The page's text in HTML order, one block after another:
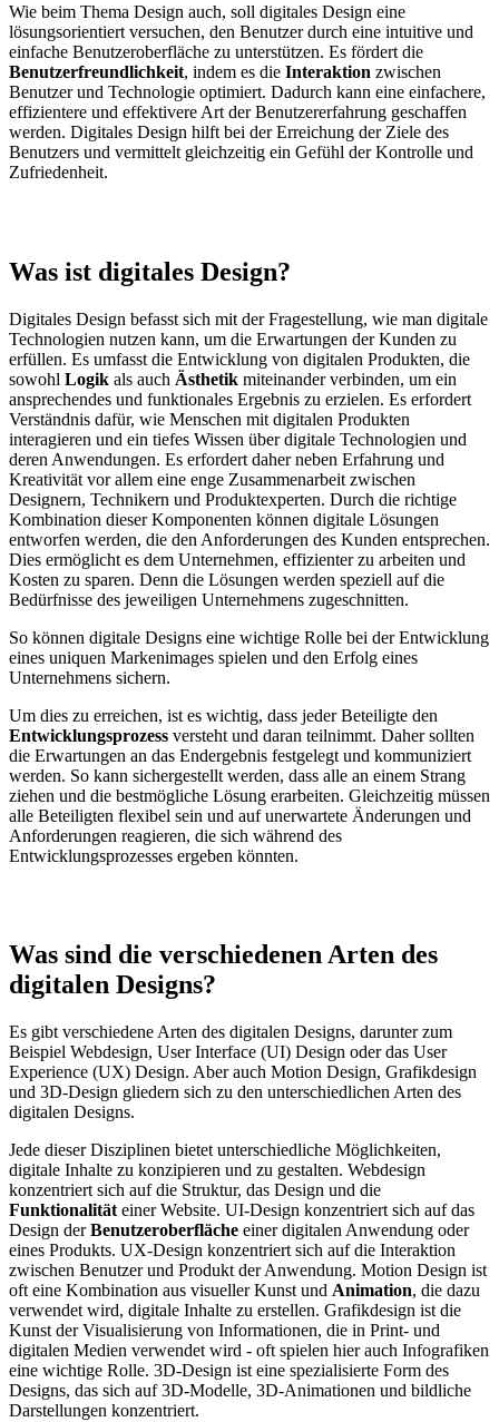
Wie beim Thema Design auch, soll digitales Design eine
lösungsorientiert versuchen, den Benutzer durch eine intuitive und
einfache Benutzeroberfläche zu unterstützen. Es fördert die
Benutzerfreundlichkeit, indem es die Interaktion zwischen
Benutzer und Technologie optimiert. Dadurch kann eine einfachere,
effizientere und effektivere Art der Benutzererfahrung geschaffen
werden. Digitales Design hilft bei der Erreichung der Ziele des
Benutzers und vermittelt gleichzeitig ein Gefühl der Kontrolle und
Zufriedenheit.
Was ist digitales Design?
Digitales Design befasst sich mit der Fragestellung, wie man digitale
Technologien nutzen kann, um die Erwartungen der Kunden zu
erfüllen. Es umfasst die Entwicklung von digitalen Produkten, die
sowohl Logik als auch Ästhetik miteinander verbinden, um ein
ansprechendes und funktionales Ergebnis zu erzielen. Es erfordert
Verständnis dafür, wie Menschen mit digitalen Produkten
interagieren und ein tiefes Wissen über digitale Technologien und
deren Anwendungen. Es erfordert daher neben Erfahrung und
Kreativität vor allem eine enge Zusammenarbeit zwischen
Designern, Technikern und Produktexperten. Durch die richtige
Kombination dieser Komponenten können digitale Lösungen
entworfen werden, die den Anforderungen des Kunden entsprechen.
Dies ermöglicht es dem Unternehmen, effizienter zu arbeiten und
Kosten zu sparen. Denn die Lösungen werden speziell auf die
Bedürfnisse des jeweiligen Unternehmens zugeschnitten.
So können digitale Designs eine wichtige Rolle bei der Entwicklung
eines uniquen Markenimages spielen und den Erfolg eines
Unternehmens sichern.
Um dies zu erreichen, ist es wichtig, dass jeder Beteiligte den
Entwicklungsprozess versteht und daran teilnimmt. Daher sollten
die Erwartungen an das Endergebnis festgelegt und kommuniziert
werden. So kann sichergestellt werden, dass alle an einem Strang
ziehen und die bestmögliche Lösung erarbeiten. Gleichzeitig müssen
alle Beteiligten flexibel sein und auf unerwartete Änderungen und
Anforderungen reagieren, die sich während des
Entwicklungsprozesses ergeben könnten.
Was sind die verschiedenen Arten des
digitalen Designs?
Es gibt verschiedene Arten des digitalen Designs, darunter zum
Beispiel Webdesign, User Interface (UI) Design oder das User
Experience (UX) Design. Aber auch Motion Design, Grafikdesign
und 3D-Design gliedern sich zu den unterschiedlichen Arten des
digitalen Designs.
Jede dieser Disziplinen bietet unterschiedliche Möglichkeiten,
digitale Inhalte zu konzipieren und zu gestalten. Webdesign
konzentriert sich auf die Struktur, das Design und die
Funktionalität einer Website. UI-Design konzentriert sich auf das
Design derBenutzeroberfläche einer digitalen Anwendung oder
eines Produkts. UX-Design konzentriert sich auf die Interaktion
zwischen Benutzer und Produkt der Anwendung. Motion Design ist
oft eine Kombination aus visueller Kunst und Animation, die dazu
verwendet wird, digitale Inhalte zu erstellen. Grafikdesign ist die
Kunst der Visualisierung von Informationen, die in Print- und
digitalen Medien verwendet wird - oft spielen hier auch Infografiken
eine wichtige Rolle. 3D-Design ist eine spezialisierte Form des
Designs, das sich auf 3D-Modelle, 3D-Animationen und bildliche
Darstellungen konzentriert.